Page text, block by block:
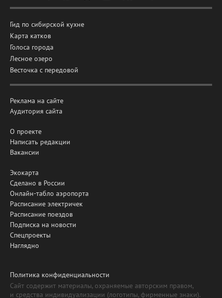
Гид по сибирской кухне
Карта катков
Голоса города
Лесное озеро
Весточка с передовой
Реклама на сайте
Аудитория сайта
О проекте
Написать редакции
Вакансии
Экокарта
Сделано в России
Онлайн-табло аэропорта
Расписание электричек
Расписание поездов
Подписка на новости
Спецпроекты
Наглядно
Политика конфиденциальности
Сайт содержит материалы, охраняемые авторским правом,
и средства индивидуализации (логотипы, фирменные знаки).